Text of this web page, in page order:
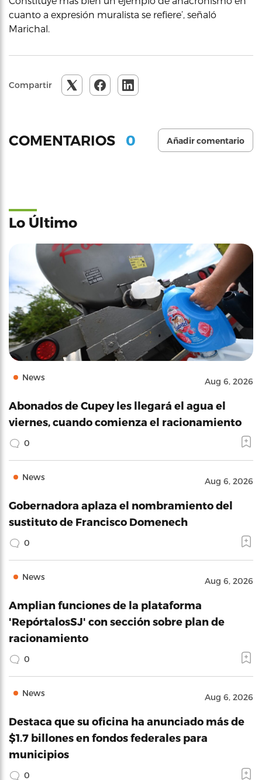
cuanto a expresión muralista se refiere’, señaló
Marichal.
Compartir
COMENTARIOS 0 Añadir comentario
Lo Último
News Aug 6, 2026
Abonados de Cupey les llegará el agua el
viernes, cuando comienza el racionamiento
0
News Aug 6, 2026
Gobernadora aplaza el nombramiento del
sustituto de Francisco Domenech
0
News Aug 6, 2026
Amplian funciones de la plataforma
'RepórtalosSJ' con sección sobre plan de
racionamiento
0
News Aug 6, 2026
Destaca que su oficina ha anunciado más de
$1.7 billones en fondos federales para
municipios
0